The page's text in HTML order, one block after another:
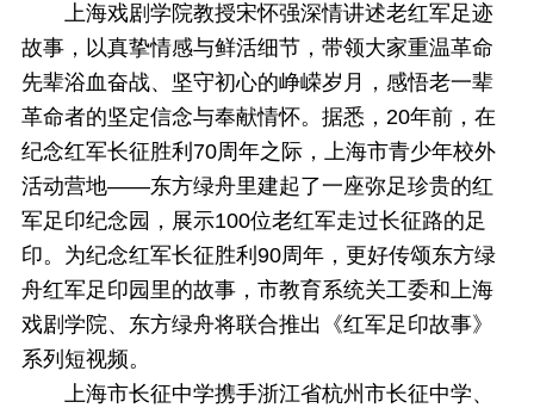
上海戏剧学院教授宋怀强深情讲述老红军足迹
故事，以真挚情感与鲜活细节，带领大家重温革命
先辈浴血奋战、坚守初心的峥嵘岁月，感悟老一辈
革命者的坚定信念与奉献情怀。据悉，20年前，在
纪念红军长征胜利70周年之际，上海市青少年校外
活动营地——东方绿舟里建起了一座弥足珍贵的红
军足印纪念园，展示100位老红军走过长征路的足
印。为纪念红军长征胜利90周年，更好传颂东方绿
舟红军足印园里的故事，市教育系统关工委和上海
戏剧学院、东方绿舟将联合推出《红军足印故事》
系列短视频。
上海市长征中学携手浙江省杭州市长征中学、